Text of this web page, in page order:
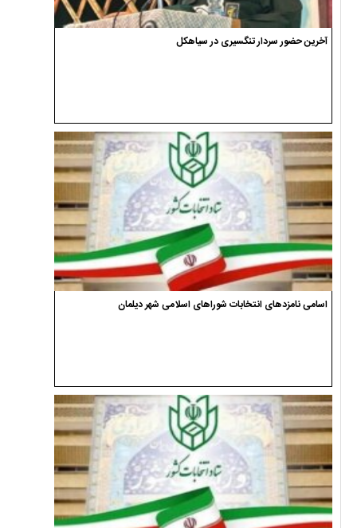
آخرین حضور سردار تنگسیری در سیاهکل
اسامی نامزدهای انتخابات شوراهای اسلامی شهر دیلمان